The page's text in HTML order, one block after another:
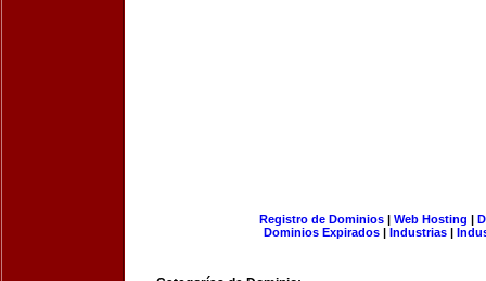
Registro de Dominios| Web Hosting |
Dominios Expirados | Industrias |